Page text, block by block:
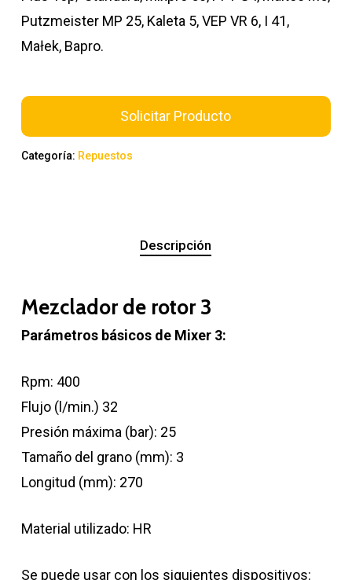
Putzmeister MP 25, Kaleta 5, VEP VR 6, I 41,
Małek, Bapro.
Solicitar Producto
Categoría: Repuestos
Descripción
Mezclador de rotor 3
Parámetros básicos de Mixer 3:
Rpm: 400
Flujo (l/min.) 32
Presión máxima (bar): 25
Tamaño del grano (mm): 3
Longitud (mm): 270
Material utilizado: HR
Se puede usar con los siguientes dispositivos: